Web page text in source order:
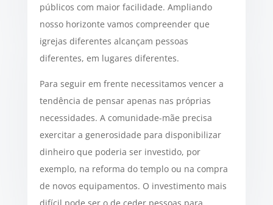
públicos com maior facilidade. Ampliando
nosso horizonte vamos compreender que
igrejas diferentes alcançam pessoas
diferentes, em lugares diferentes.
Para seguir em frente necessitamos vencer a
tendência de pensar apenas nas próprias
necessidades. A comunidade-mãe precisa
exercitar a generosidade para disponibilizar
dinheiro que poderia ser investido, por
exemplo, na reforma do templo ou na compra
de novos equipamentos. O investimento mais